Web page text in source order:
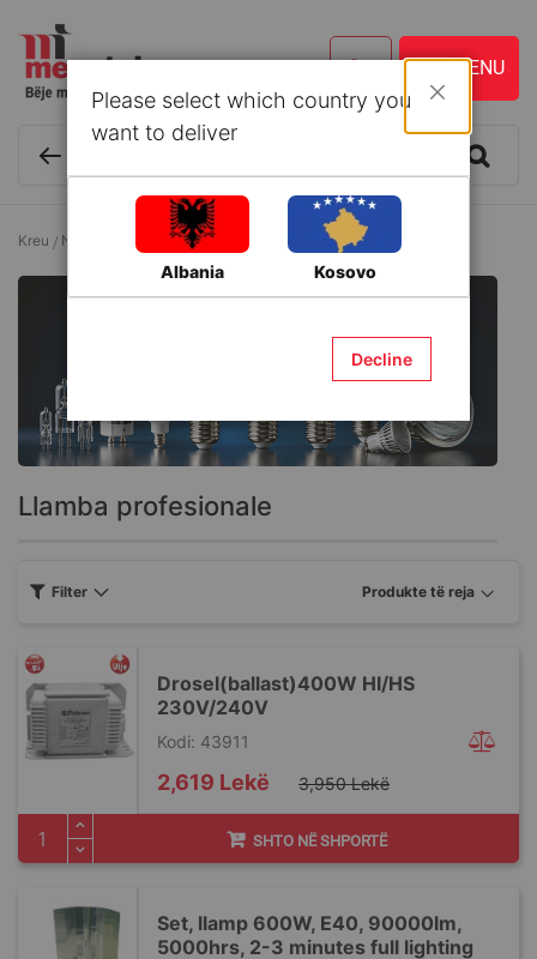
Kreu Ndriçimi Llamba Llamba profesionale
Llamba profesionale
Drosel(ballast)400W HI/HS
230V/240V
Kodi: 43911
Special
Price
2,619 Lekë 3,950 Lekë
SHTO NË SHPORTË
Set, llamp 600W, E40, 90000lm,
5000hrs, 2-3 minutes full lighting
Filter
Please select which country you
want to deliver
Albania Kosovo
Decline